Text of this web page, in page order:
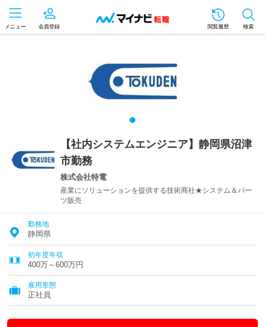
メニュー 会員登録 閲覧履歴 検索
【社内システムエンジニア】静岡県沼津
市勤務
株式会社特電
産業にソリューションを提供する技術商社★システム＆パー
ツ販売
勤務地
静岡県
初年度年収
400万～600万円
雇用形態
正社員